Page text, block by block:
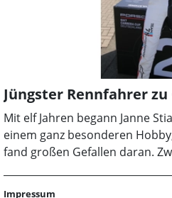
Jüngster Rennfahrer zu
Mit elf Jahren begann Janne
einem ganz besonderen
fand großen Gefallen daran.
Impressum